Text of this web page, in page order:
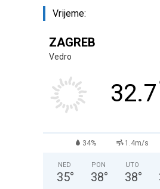
Vrijeme:
ZAGREB
Vedro
32.7
34% 1.4m/s
NED
35°
PON
38°
UTO
38°